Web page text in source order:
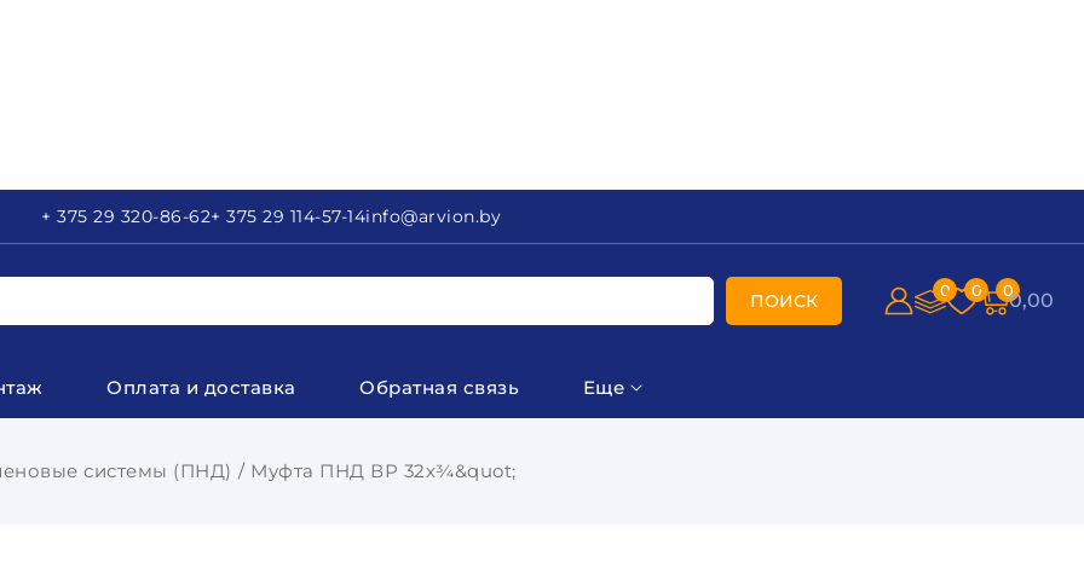
+ 375 29 320-86-62+ 375 29 114-57-14info@arvion.by
ПОИСК 0 0 00,00
Оплата и доставка Обратная связь Еще
системы (ПНД) Муфта ПНД ВР 32х¾&quot;